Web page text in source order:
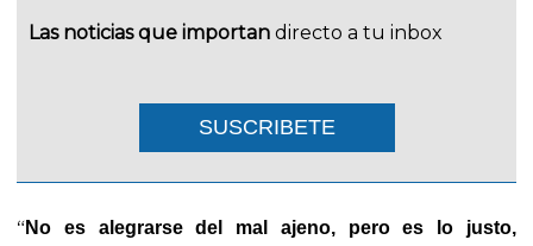
Las noticias que importan directo a tu inbox
SUSCRIBETE
“No es alegrarse del mal ajeno, pero es lo justo,